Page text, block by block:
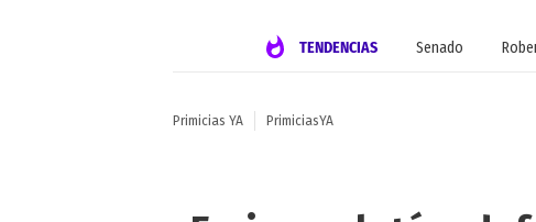
TENDENCIAS Senado
Primicias YA PrimiciasYA